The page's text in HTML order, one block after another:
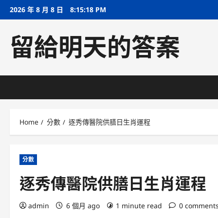
Skip2026 年 8 月 8 日 8:15:19 PM
留給明天的答案
Home 分數 逐秀傳醫院供膳日生肖運程
分數
逐秀傳醫院供膳日生肖運程
admin 6 個月 ago 1 minute read 0